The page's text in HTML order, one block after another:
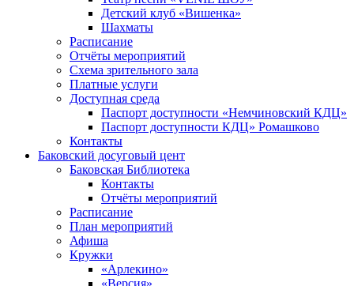
Детский клуб «Вишенка»
Шахматы
Расписание
Отчёты мероприятий
Схема зрительного зала
Платные услуги
Доступная среда
Паспорт доступности «Немчиновский КДЦ»
Паспорт доступности КДЦ» Ромашково
Контакты
Баковский досуговый цент
Баковская Библиотека
Контакты
Отчёты мероприятий
Расписание
План мероприятий
Афиша
Кружки
«Арлекино»
«Версия»